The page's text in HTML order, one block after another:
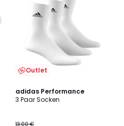
Outlet
adidas Performance
3 Paar Socken
13,00 €
4,8
/ 5